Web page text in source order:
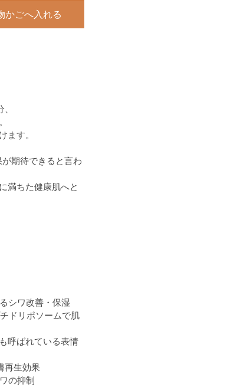
かごへ入れる
ます。
期待できると言わ
満ちた健康肌へと
シワ改善・保湿
ドリポソームで肌
呼ばれている表情
再生効果
の抑制